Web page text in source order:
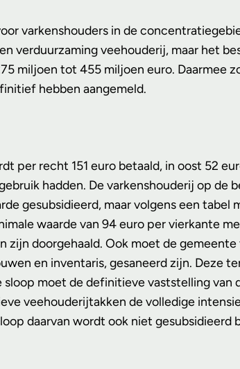
varkenshouders in de
verduurzaming veehouderij, maar het
tot 455 miljoen euro. Daarmee
hebben aangemeld.
recht 151 euro betaald, in oost 52
hadden. De varkenshouderij op
gesubsidieerd, maar volgens een
waarde van 94 euro per vierkante
doorgehaald. Ook moet de
en inventaris, gesaneerd zijn. Deze
moet de definitieve vaststelling van
veehouderijtakken de volledige
daarvan wordt ook niet